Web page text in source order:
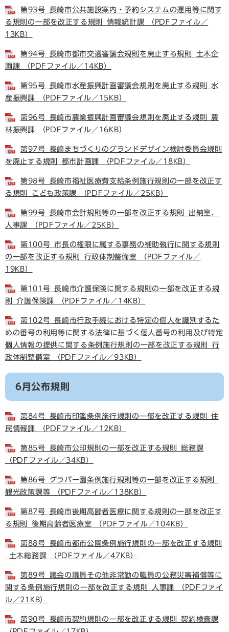
第93号_長崎市公共施設案内・予約システムの運用等に関す
る規則の一部を改正する規則_情報統計課 （PDFファイル／
13KB）
第94号_長崎市都市交通審議会規則を廃止する規則_土木企
画課 （PDFファイル／14KB）
第95号_長崎市水産振興計画審議会規則を廃止する規則_水
産振興課 （PDFファイル／15KB）
第96号_長崎市農業振興計画審議会規則を廃止する規則_農
林振興課 （PDFファイル／16KB）
第97号_長崎まちづくりのグランドデザイン検討委員会規則
を廃止する規則_都市計画課 （PDFファイル／18KB）
第98号_長崎市福祉医療費支給条例施行規則の一部を改正す
る規則_こども政策課 （PDFファイル／25KB）
第99号_長崎市会計規則等の一部を改正する規則_出納室、
人事課 （PDFファイル／25KB）
第100号_市長の権限に属する事務の補助執行に関する規則
の一部を改正する規則_行政体制整備室 （PDFファイル／
19KB）
第101号_長崎市介護保険に関する規則の一部を改正する規
則_介護保険課 （PDFファイル／14KB）
第102号_長崎市行政手続における特定の個人を識別するた
めの番号の利用等に関する法律に基づく個人番号の利用及び特定
個人情報の提供に関する条例施行規則の一部を改正する規則_行
政体制整備室 （PDFファイル／93KB）
6月公布規則
第84号_長崎市印鑑条例施行規則の一部を改正する規則_住
民情報課 （PDFファイル／12KB）
第85号_長崎市公印規則の一部を改正する規則_総務課
（PDFファイル／34KB）
第86号_グラバー園条例施行規則等の一部を改正する規則_
観光政策課等 （PDFファイル／138KB）
第87号_長崎市後期高齢者医療に関する規則の一部を改正す
る規則_後期高齢者医療室 （PDFファイル／104KB）
第88号_長崎市都市公園条例施行規則の一部を改正する規則
_土木総務課 （PDFファイル／47KB）
第89号_議会の議員その他非常勤の職員の公務災害補償等に
関する条例施行規則の一部を改正する規則_人事課 （PDFファイ
ル／21KB）
第90号_長崎市契約規則の一部を改正する規則_契約検査課